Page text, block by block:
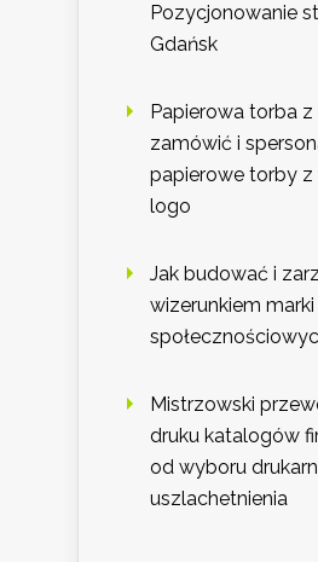
Pozycjonowanie
Gdańsk
Papierowa torba z
zamówić i
papierowe torby z
logo
Jak budować i
wizerunkiem
Mistrzowski
druku katalogów
od wyboru
uszlachetnienia